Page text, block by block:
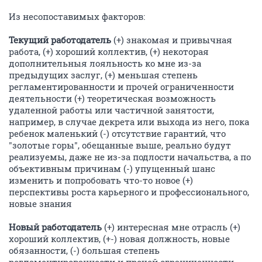
Из несопоставимых факторов:
Текущий работодатель (+) знакомая и привычная
работа, (+) хороший коллектив, (+) некоторая
дополнительныя лояльность ко мне из-за
предыдущих заслуг, (+) меньшая степень
регламентированности и прочей ограниченности
деятельности (+) теоретическая возможность
удаленной работы или частичной занятости,
например, в случае декрета или выхода из него, пока
ребенок маленький (-) отсутствие гарантий, что
"золотые горы", обещанные выше, реально будут
реализуемы, даже не из-за подлости начальства, а по
объективным причинам (-) упущенный шанс
изменить и попробовать что-то новое (+)
перспективы роста карьерного и профессионального,
новые знания
Новый работодатель (+) интересная мне отрасль (+)
хороший коллектив, (+-) новая должность, новые
обязанности, (-) большая степень